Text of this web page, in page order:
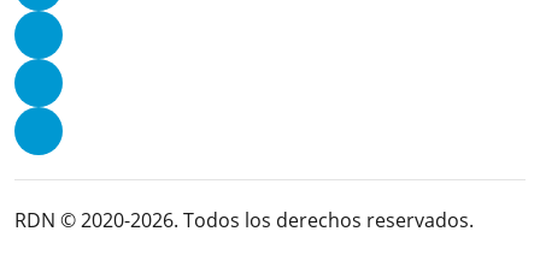
RDN © 2020-2026. Todos los derechos reservados.